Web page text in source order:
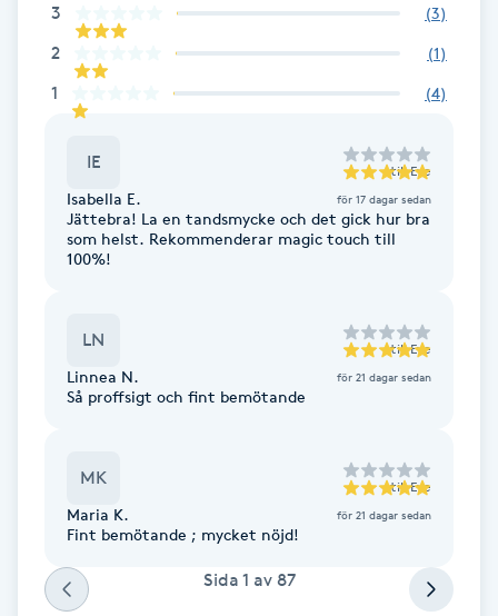
Extensions borttagning
Eyeliner-tatuering
Face framing
Faceliftmassage
Fettreducering
Fotmassage
3 (3)
2 (1)
1 (4)
IE till Eve
Isabella E. för 17 dagar sedan
Jättebra! La en tandsmycke och det gick hur bra
som helst. Rekommenderar magic touch till
100%!
LN till Eve
Linnea N. för 21 dagar sedan
Så proffsigt och fint bemötande
MK till Eve
Maria K. för 21 dagar sedan
Fint bemötande ; mycket nöjd!
Sida 1 av 87